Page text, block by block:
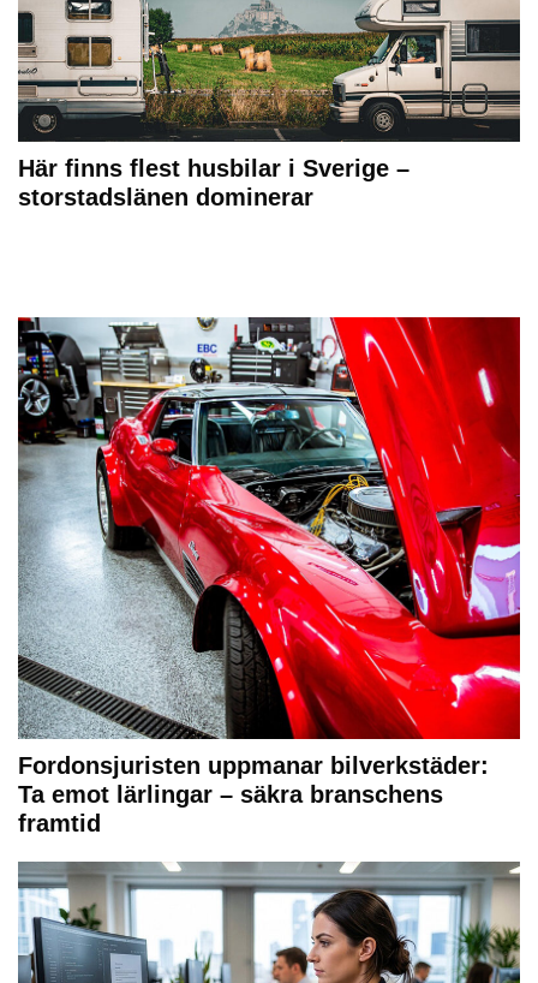
Här finns flest husbilar i Sverige –
storstadslänen dominerar
Fordonsjuristen uppmanar bilverkstäder:
Ta emot lärlingar – säkra branschens
framtid